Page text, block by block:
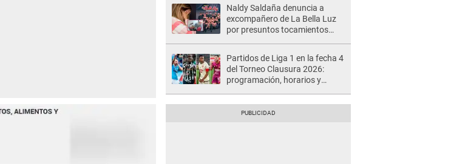
Naldy Saldaña denuncia a
excompañero de La Bella Luz
por presuntos tocamientos
Partidos de Liga 1 en la fecha 4
del Torneo Clausura 2026:
programación, horarios y